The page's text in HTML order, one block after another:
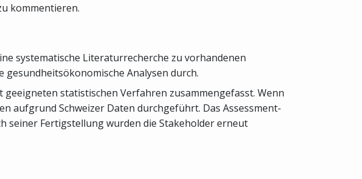
kommentieren.
systematische Literaturrecherche zu vorhandenen
Analysen durch.
statistischen Verfahren zusammengefasst. Wenn
aufgrund Schweizer Daten durchgeführt. Das Assessment-
seiner Fertigstellung wurden die Stakeholder erneut